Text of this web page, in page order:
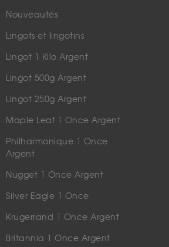
Nouveautés
Lingots et lingotins
Lingot 1 Kilo Argent
Lingot 500g Argent
Lingot 250g Argent
Maple Leaf 1 Once Argent
Philharmonique 1 Once
Argent
Nugget 1 Once Argent
Silver Eagle 1 Once
Krugerrand 1 Once Argent
Britannia 1 Once Argent